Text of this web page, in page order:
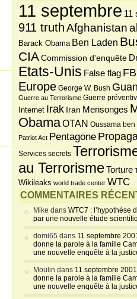
11 septembre 11
911 truthAfghanistan
Barack Obama Ben Laden
CIA Commission d'enquête
Etats-Unis False flag
Europe George W. Bush
Guerre au Terrorisme Guerre
Internet Irak Iran Mensonges
ObamaOTAN Oussama ben
Patriot Act Pentagone
Services secrets
au TerrorismeTorture
Wikileaks world trade center WTC
COMMENTAIRES
Mike dans WTC7 : l’hypothèse
par une nouvelle étude
domi65 dans 11 septembre
donne la parole à la famille
une nouvelle enquête à la
Moulin dans 11 septembre
donne la parole à la famille
une nouvelle enquête à la